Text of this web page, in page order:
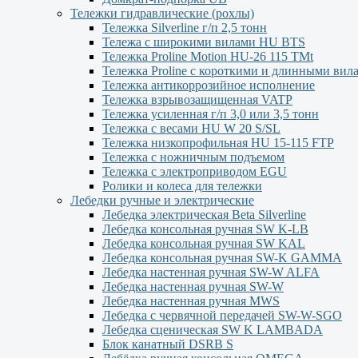
Тележки гидравлические (рохлы)
Тележка Silverline г/п 2,5 тонн
Тележа с широкими вилами HU BTS
Тележка Proline Motion HU-26 115 TMt
Тележка Proline с короткими и длинными
Тележка антикоррозийное исполнение
Тележка взрывозащищенная VATP
Тележка усиленная г/п 3,0 или 3,5 тонн
Тележка с весами HU W 20 S/SL
Тележка низкопрофильная HU 15-115 FTP
Тележка с ножничным подъемом
Тележка с электроприводом EGU
Ролики и колеса для тележки
Лебедки ручные и электрические
Лебедка электрическая Beta Silverline
Лебедка консольная ручная SW K-LB
Лебедка консольная ручная SW KAL
Лебедка консольная ручная SW-K GAMMA
Лебедка настенная ручная SW-W ALFA
Лебедка настенная ручная SW-W
Лебедка настенная ручная MWS
Лебедка с червячной передачей SW-W-SGO
Лебедка сценическая SW K LAMBADA
Блок канатный DSRB S